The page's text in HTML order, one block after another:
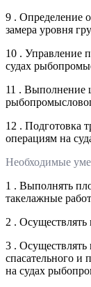
9 . Определение
замера уровня
10 . Управление
судах
11 . Выполнение
12 . Подготовка
операциям на
Необходимые
1 . Выполнять
такелажные
2 . Осуществлять
3 . Осуществлять
спасательного и
на судах